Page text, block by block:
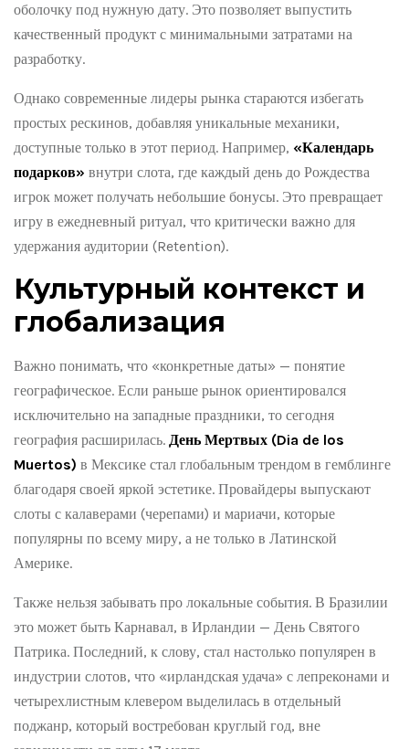
оболочку под нужную дату. Это позволяет выпустить
качественный продукт с минимальными затратами на
разработку.
Однако современные лидеры рынка стараются избегать
простых рескинов, добавляя уникальные механики,
доступные только в этот период. Например, «Календарь
подарков» внутри слота, где каждый день до Рождества
игрок может получать небольшие бонусы. Это превращает
игру в ежедневный ритуал, что критически важно для
удержания аудитории (Retention).
Культурный контекст и
глобализация
Важно понимать, что «конкретные даты» — понятие
географическое. Если раньше рынок ориентировался
исключительно на западные праздники, то сегодня
география расширилась. День Мертвых (Dia de los
Muertos) в Мексике стал глобальным трендом в гемблинге
благодаря своей яркой эстетике. Провайдеры выпускают
слоты с калаверами (черепами) и мариачи, которые
популярны по всему миру, а не только в Латинской
Америке.
Также нельзя забывать про локальные события. В Бразилии
это может быть Карнавал, в Ирландии — День Святого
Патрика. Последний, к слову, стал настолько популярен в
индустрии слотов, что «ирландская удача» с лепреконами и
четырехлистным клевером выделилась в отдельный
поджанр, который востребован круглый год, вне